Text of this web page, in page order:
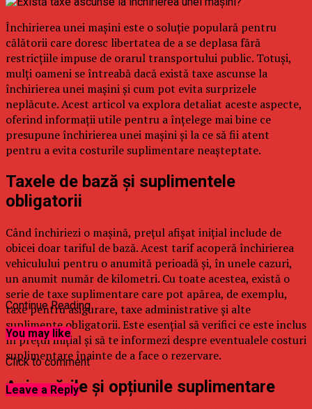
Închirierea unei mașini este o soluție populară pentru
călătorii care doresc libertatea de a se deplasa fără
restricțiile impuse de orarul transportului public. Totuși,
mulți oameni se întreabă dacă există taxe ascunse la
închirierea unei mașini și cum pot evita surprizele
neplăcute. Acest articol va explora detaliat aceste aspecte,
oferind informații utile pentru a înțelege mai bine ce
presupune închirierea unei mașini și la ce să fii atent
pentru a evita costurile suplimentare neașteptate.
Taxele de bază și suplimentele
obligatorii
Când închiriezi o mașină, prețul afișat inițial include de
obicei doar tariful de bază. Acest tarif acoperă închirierea
vehiculului pentru o anumită perioadă și, în unele cazuri,
un anumit număr de kilometri. Cu toate acestea, există o
serie de taxe suplimentare care pot apărea, de exemplu,
taxe pentru asigurare, taxe administrative și alte
suplimente obligatorii. Este esențial să verifici ce este inclus
în prețul inițial și să te informezi despre eventualele costuri
suplimentare înainte de a face o rezervare.
Asigurările și opțiunile suplimentare
Continue Reading
You may like
Click to comment
Leave a Reply